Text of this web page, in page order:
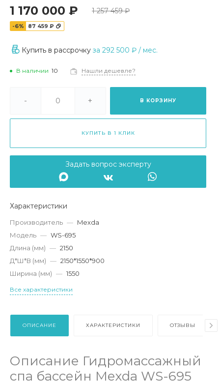
1 170 000 ₽ 1 257 459 ₽
-6% 87 459 ₽
Купить в рассрочку за 292 500 ₽ / мес.
В наличии 10 Нашли дешевле?
- + В КОРЗИНУ
КУПИТЬ В 1 КЛИК
Задать вопрос эксперту
Характеристики
Производитель — Mexda
Модель — WS-695
Длина (мм) — 2150
Д*Ш*В (мм) — 2150*1550*900
Ширина (мм) — 1550
Все характеристики
ОПИСАНИЕ ХАРАКТЕРИСТИКИ ОТЗЫВЫ
Описание Гидромассажный
спа бассейн Mexda WS-695